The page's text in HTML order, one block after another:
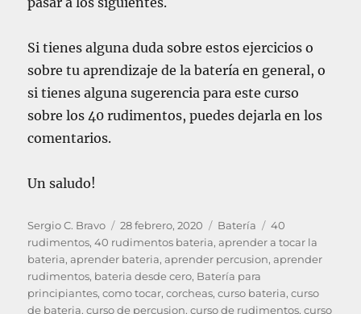
Si tienes alguna duda sobre estos ejercicios o
sobre tu aprendizaje de la batería en general, o
si tienes alguna sugerencia para este curso
sobre los 40 rudimentos, puedes dejarla en los
comentarios.
Un saludo!
A
u
t
o
r
Sergio C. Bravo
P
u
b
l
i
c
28 febrero, 2020
C
a
t
e
g
o
Batería
E
t
i
u
e
40
rudimentos,40 rudimentos bateria,aprender a tocar la
bateria,aprender bateria,aprender percusion,aprender
rudimentos, bateria desde cero, Batería para
principiantes,como tocar,corcheas,curso bateria,curso
de bateria,curso de percusion,curso de rudimentos,curso